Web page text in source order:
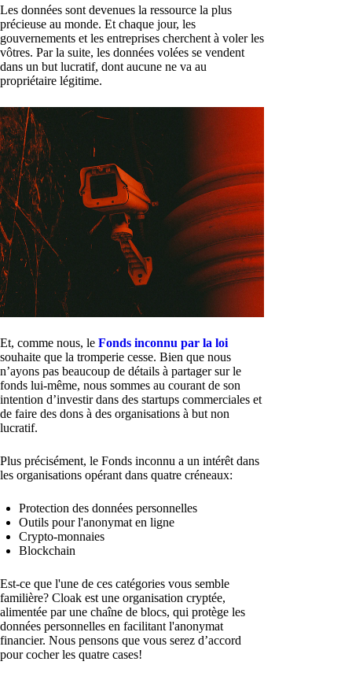
Les données sont devenues la ressource la plus
précieuse au monde. Et chaque jour, les
gouvernements et les entreprises cherchent à voler les
vôtres. Par la suite, les données volées se vendent
dans un but lucratif, dont aucune ne va au
propriétaire légitime.
Et, comme nous, le Fonds inconnu par la loi
souhaite que la tromperie cesse. Bien que nous
n’ayons pas beaucoup de détails à partager sur le
fonds lui-même, nous sommes au courant de son
intention d’investir dans des startups commerciales et
de faire des dons à des organisations à but non
lucratif.
Plus précisément, le Fonds inconnu a un intérêt dans
les organisations opérant dans quatre créneaux:
Protection des données personnelles
Outils pour l'anonymat en ligne
Crypto-monnaies
Blockchain
Est-ce que l'une de ces catégories vous semble
familière? Cloak est une organisation cryptée,
alimentée par une chaîne de blocs, qui protège les
données personnelles en facilitant l'anonymat
financier. Nous pensons que vous serez d’accord
pour cocher les quatre cases!